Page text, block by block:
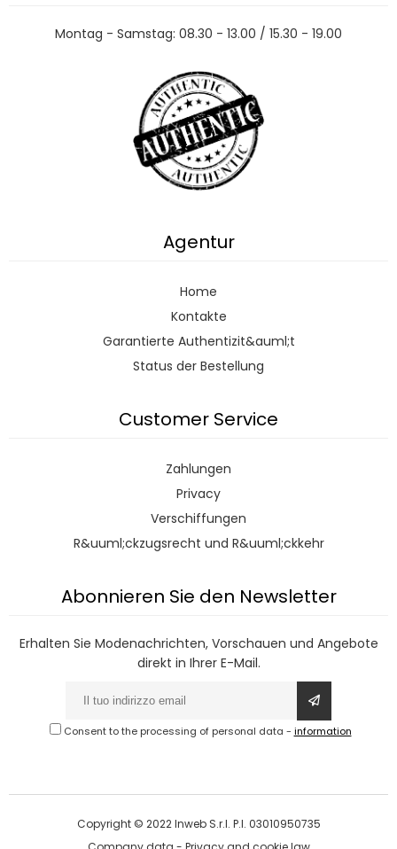
Montag - Samstag: 08.30 - 13.00 / 15.30 - 19.00
Agentur
Home
Kontakte
Garantierte Authentizit&auml;t
Status der Bestellung
Customer Service
Zahlungen
Privacy
Verschiffungen
R&uuml;ckzugsrecht und R&uuml;ckkehr
Abonnieren Sie den Newsletter
Erhalten Sie Modenachrichten, Vorschauen und Angebote
direkt in Ihrer E-Mail.
Consent to the processing of personal data - information
Copyright © 2022 Inweb S.r.l. P.I. 03010950735